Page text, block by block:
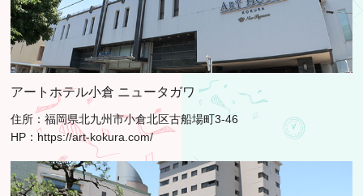
アートホテル小倉 ニュータガワ
住所：福岡県北九州市小倉北区古船場町3-46
HP：https://art-kokura.com/